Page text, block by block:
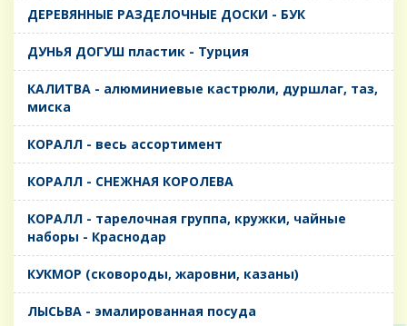
ДЕРЕВЯННЫЕ РАЗДЕЛОЧНЫЕ ДОСКИ - БУК
ДУНЬЯ ДОГУШ пластик - Турция
КАЛИТВА - алюминиевые кастрюли, дуршлаг, таз,
миска
КОРАЛЛ - весь ассортимент
КОРАЛЛ - СНЕЖНАЯ КОРОЛЕВА
КОРАЛЛ - тарелочная группа, кружки, чайные
наборы - Краснодар
КУКМОР (сковороды, жаровни, казаны)
ЛЫСЬВА - эмалированная посуда